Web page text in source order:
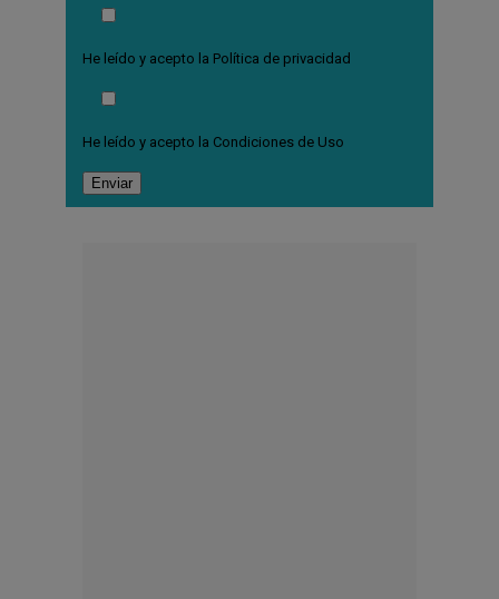
He leído y acepto la Política de privacidad
He leído y acepto la Condiciones de Uso